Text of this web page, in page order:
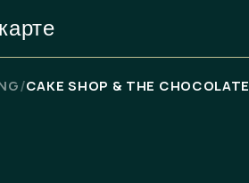
СВОБОДНЫХ МЕСТ
/CAKE SHOP & THE